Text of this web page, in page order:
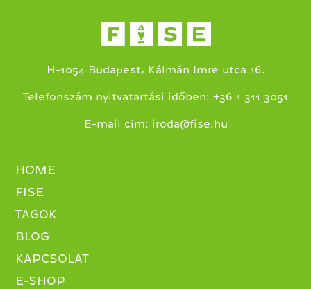
H-1054 Budapest, Kálmán Imre utca 16.
Telefonszám nyitvatartási időben: +36 1 311 3051
E-mail cím: iroda@fise.hu
HOME
FISE
TAGOK
BLOG
KAPCSOLAT
E-SHOP